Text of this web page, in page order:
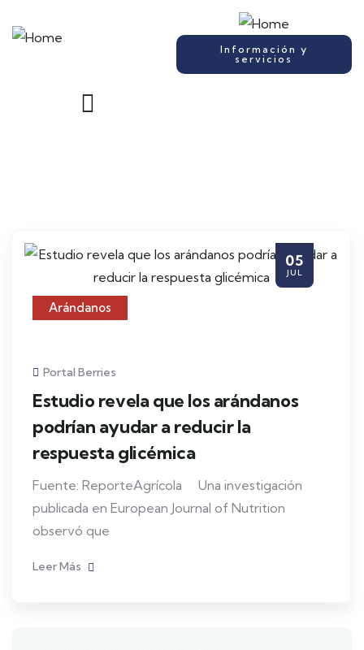
Información y
servicios
05
JUL
Arándanos
Portal Berries
Estudio revela que los arándanos
podrían ayudar a reducir la
respuesta glicémica
Fuente: ReporteAgrícola Una investigación
publicada en European Journal of Nutrition
observó que
Leer Más